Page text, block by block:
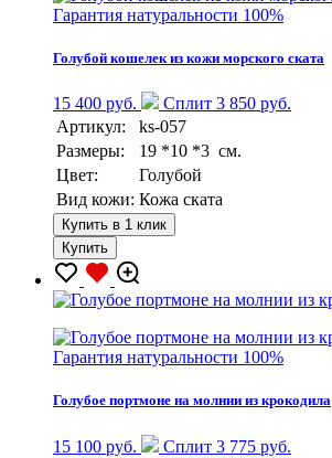
Гарантия натуральности 100%
Голубой кошелек из кожи морского ската
15 400 руб.
Сплит 3 850 руб.
Артикул:
ks-057
Размеры:
19 *10 *3 см.
Цвет:
Голубой
Вид кожи: Кожа ската
Купить в 1 клик
Купить
Гарантия натуральности 100%
Голубое портмоне на молнии из крокодила
15 100 руб.
Сплит 3 775 руб.